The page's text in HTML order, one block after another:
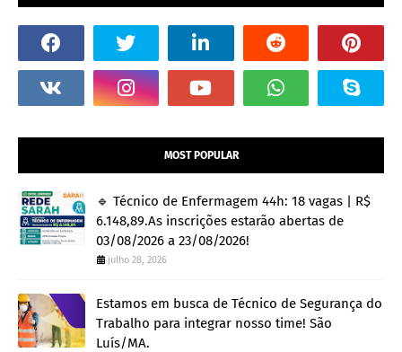
MOST POPULAR
🔹 Técnico de Enfermagem 44h: 18 vagas | R$
6.148,89.As inscrições estarão abertas de
03/08/2026 a 23/08/2026!
julho 28, 2026
Estamos em busca de Técnico de Segurança do
Trabalho para integrar nosso time! São
Luís/MA.